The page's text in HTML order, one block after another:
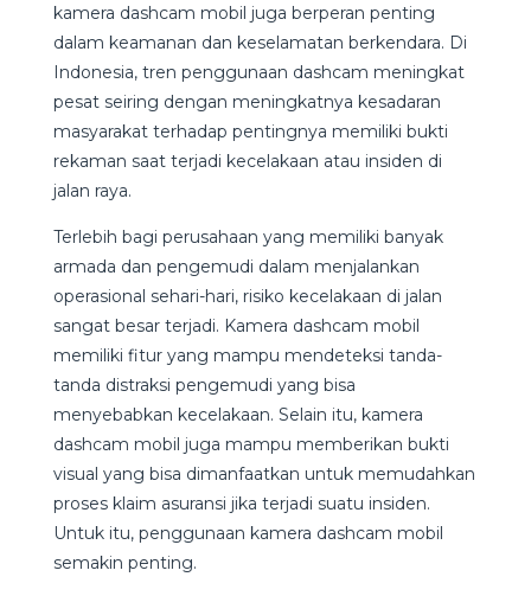
kamera dashcam mobil juga berperan penting
dalam keamanan dan keselamatan berkendara. Di
Indonesia, tren penggunaan dashcam meningkat
pesat seiring dengan meningkatnya kesadaran
masyarakat terhadap pentingnya memiliki bukti
rekaman saat terjadi kecelakaan atau insiden di
jalan raya.
Terlebih bagi perusahaan yang memiliki banyak
armada dan pengemudi dalam menjalankan
operasional sehari-hari, risiko kecelakaan di jalan
sangat besar terjadi. Kamera dashcam mobil
memiliki fitur yang mampu mendeteksi tanda-
tanda distraksi pengemudi yang bisa
menyebabkan kecelakaan. Selain itu, kamera
dashcam mobil juga mampu memberikan bukti
visual yang bisa dimanfaatkan untuk memudahkan
proses klaim asuransi jika terjadi suatu insiden.
Untuk itu, penggunaan kamera dashcam mobil
semakin penting.